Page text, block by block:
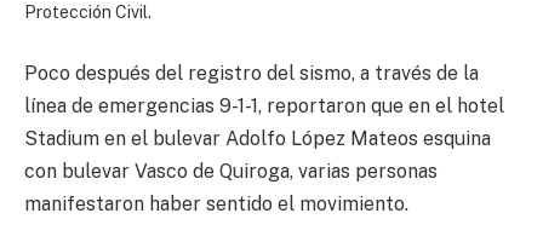
Protección Civil.
Poco después del registro del sismo, a través de la
línea de emergencias 9-1-1, reportaron que en el hotel
Stadium en el bulevar Adolfo López Mateos esquina
con bulevar Vasco de Quiroga, varias personas
manifestaron haber sentido el movimiento.